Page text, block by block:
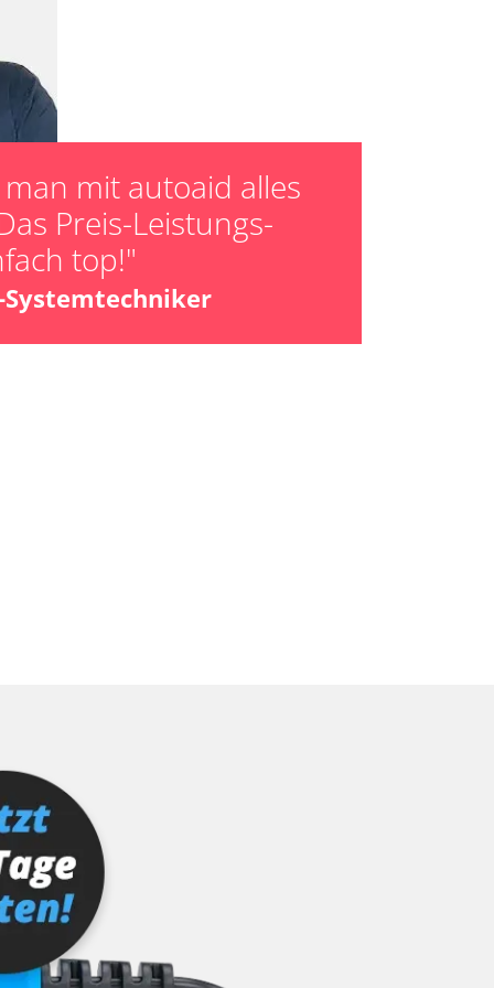
zurücksetzen
AGR Adaptionswerte
Anpassungen
mit autoaid alles
Preis-Leistungs-
top!"
Systemtechniker